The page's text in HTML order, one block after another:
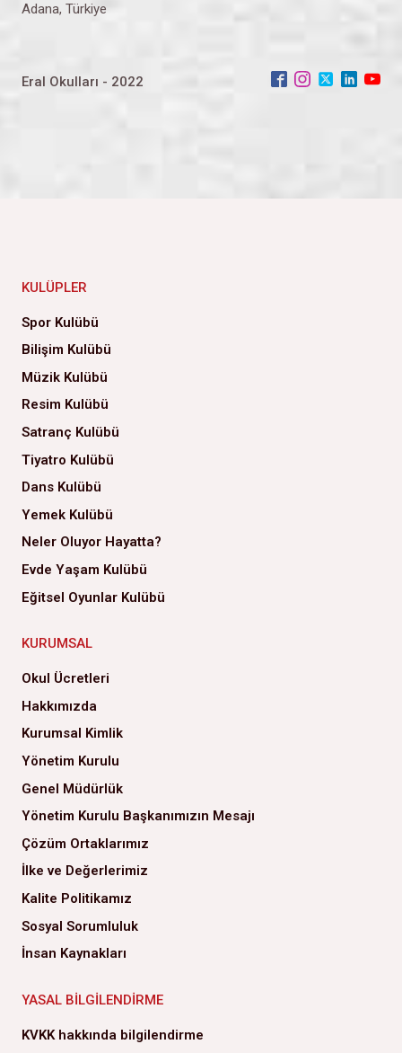
Adana, Türkiye
Eral Okulları - 2022
KULÜPLER
Spor Kulübü
Bilişim Kulübü
Müzik Kulübü
Resim Kulübü
Satranç Kulübü
Tiyatro Kulübü
Dans Kulübü
Yemek Kulübü
Neler Oluyor Hayatta?
Evde Yaşam Kulübü
Eğitsel Oyunlar Kulübü
KURUMSAL
Okul Ücretleri
Hakkımızda
Kurumsal Kimlik
Yönetim Kurulu
Genel Müdürlük
Yönetim Kurulu Başkanımızın Mesajı
Çözüm Ortaklarımız
İlke ve Değerlerimiz
Kalite Politikamız
Sosyal Sorumluluk
İnsan Kaynakları
YASAL BILGILENDIRME
KVKK hakkında bilgilendirme